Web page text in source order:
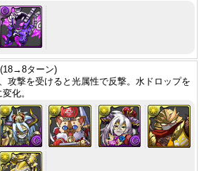
(18→8ターン)
攻撃を受けると光属性で反撃。水ドロップを
化。